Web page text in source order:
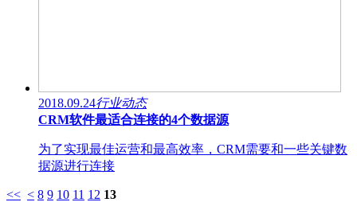
2018.09.24行业动态
CRM软件最适合连接的4个数据源
为了实现最佳运营和最高效率，CRM需要和一些关键数
据源进行连接
<< < 8 9 10 11 12 13